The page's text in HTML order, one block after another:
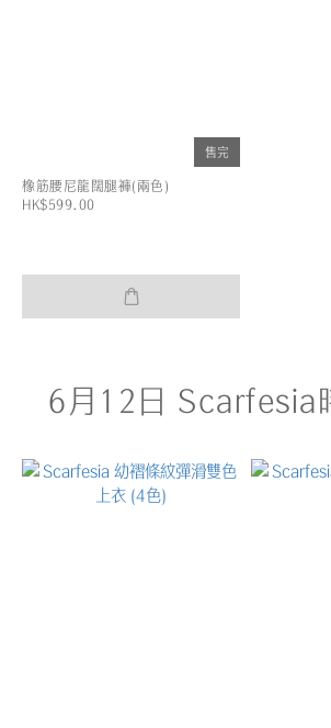
售完
橡筋腰尼龍闊腿褲(兩色)
HK$599.00
6月12日 Scarfesia